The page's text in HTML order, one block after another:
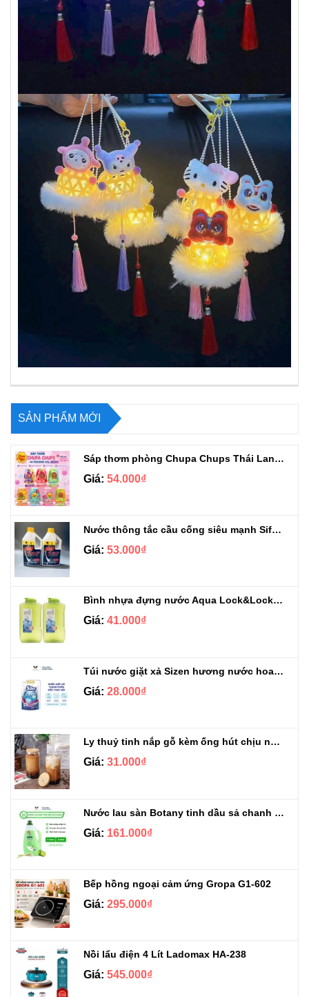
SẢN PHẨM MỚI
Sáp thơm phòng Chupa Chups Thái Lan 230g
Giá: 54.000₫
Nước thông tắc cầu cống siêu mạnh Sifa 1.4kg
Giá: 53.000₫
Bình nhựa đựng nước Aqua Lock&Lock 2.1L
Giá: 41.000₫
Túi nước giặt xả Sizen hương nước hoa 500 ml
Giá: 28.000₫
Ly thuỷ tinh nắp gỗ kèm ống hút chịu nhiệt 500ml
Giá: 31.000₫
Nước lau sàn Botany tinh dầu sả chanh chai 3.9kg
Giá: 161.000₫
Bếp hồng ngoại cảm ứng Gropa G1-602
Giá: 295.000₫
Nồi lẩu điện 4 Lít Ladomax HA-238
Giá: 545.000₫